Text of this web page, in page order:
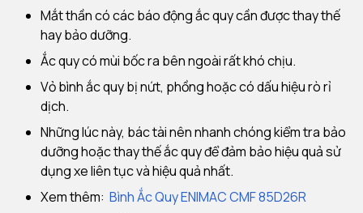
Mắt thần có các báo động ắc quy cần được thay thế
hay bảo dưỡng.
Ắc quy có mùi bốc ra bên ngoài rất khó chịu.
Vỏ bình ắc quy bị nứt, phồng hoặc có dấu hiệu rò rỉ
dịch.
Những lúc này, bác tài nên nhanh chóng kiểm tra bảo
dưỡng hoặc thay thế ắc quy để đảm bảo hiệu quả sử
dụng xe liên tục và hiệu quả nhất.
Xem thêm: Bình Ắc Quy ENIMAC CMF 85D26R